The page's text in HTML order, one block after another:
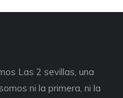
Las 2 sevillas, una
ni la primera, ni la